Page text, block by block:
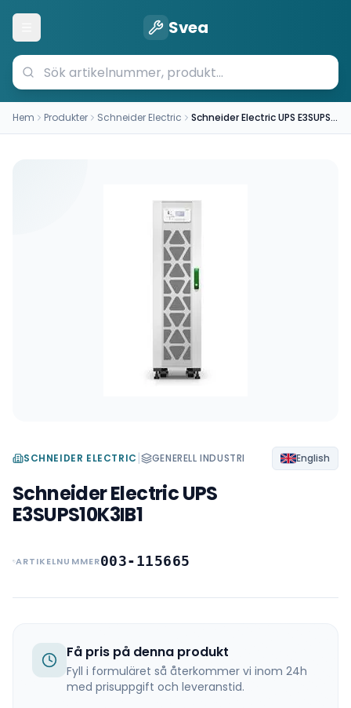
Öppna meny Svea
Hem Produkter Schneider Electric Schneider Electric UPS E3SUPS10K3IB1
SCHNEIDER ELECTRIC | GENERELL INDUSTRI English
Schneider Electric UPS
E3SUPS10K3IB1
ARTIKELNUMMER003-115665
Få pris på denna produkt
Fyll i formuläret så återkommer vi inom 24h
med prisuppgift och leveranstid.